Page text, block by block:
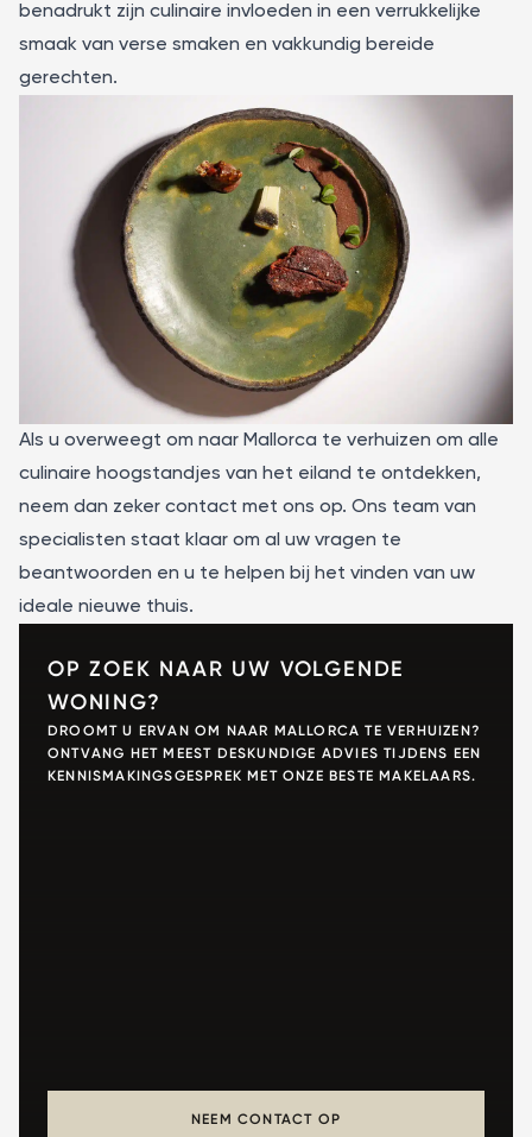
benadrukt zijn culinaire invloeden in een verrukkelijke
smaak van verse smaken en vakkundig bereide
gerechten.
Als u overweegt om naar Mallorca te verhuizen om alle
culinaire hoogstandjes van het eiland te ontdekken,
neem dan zeker contact met ons op. Ons team van
specialisten staat klaar om al uw vragen te
beantwoorden en u te helpen bij het vinden van uw
ideale nieuwe thuis.
OP ZOEK NAAR UW VOLGENDE
WONING?
DROOMT U ERVAN OM NAAR MALLORCA TE VERHUIZEN?
ONTVANG HET MEEST DESKUNDIGE ADVIES TIJDENS EEN
KENNISMAKINGSGESPREK MET ONZE BESTE MAKELAARS.
NEEM CONTACT OP